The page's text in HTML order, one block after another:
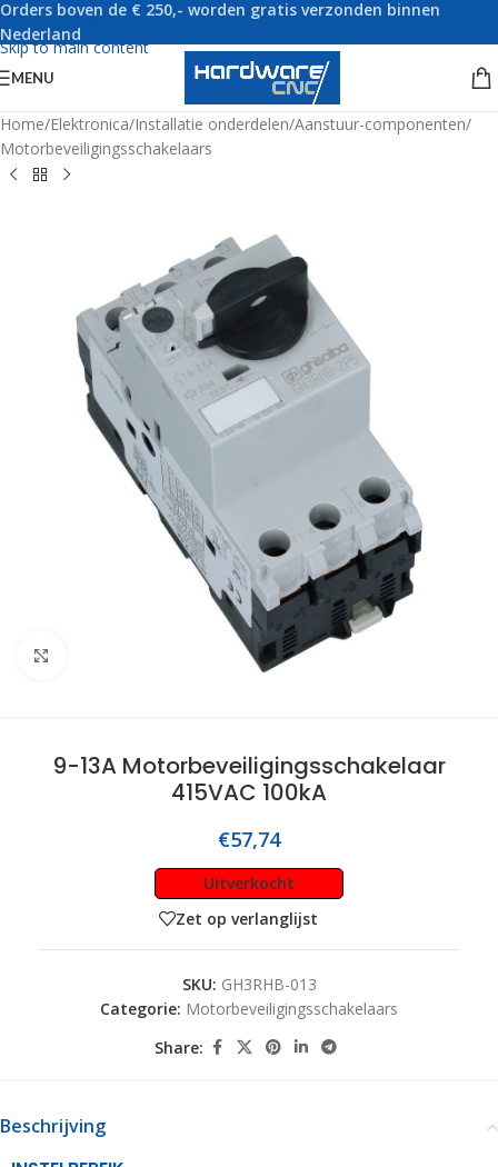
Skip to navigation
Skip to main content
Orders boven de € 250,- worden gratis verzonden binnen
Nederland
MENU
Home/Elektronica/Installatie onderdelen/Aanstuur-componenten/
Motorbeveiligingsschakelaars
9-13A Motorbeveiligingsschakelaar
415VAC 100kA
€57,74
Uitverkocht
Zet op verlanglijst
SKU: GH3RHB-013
Categorie: Motorbeveiligingsschakelaars
Share:
Beschrijving